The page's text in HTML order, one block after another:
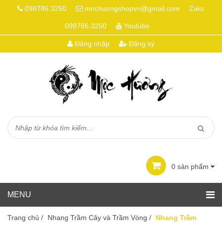
098786.3250 mochuongshopvn@gmail.com Zalo:
098786.3250 Youtube
Đăng nhập Đăng ký
0 sản phẩm
Trang chủ / Nhang Trầm Cây và Trầm Vòng /
Nhang Trầm